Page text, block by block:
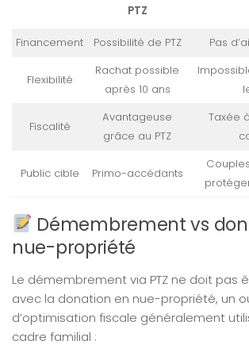
PTZ
Financement Possibilité de PTZ Pas
Flexibilité
Rachat possible
après 10 ans
Fiscalité
Avantageuse
grâce au PTZ
Taxée
Public cible Primo-accédants
Démembrement vs
nue-propriété
Le démembrement via PTZ ne doit pas
avec la donation en nue-propriété, un
d’optimisation fiscale généralement
cadre familial :